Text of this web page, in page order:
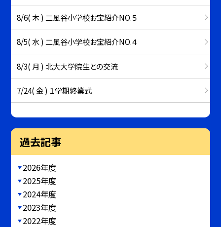
8/6( 木 ) 二風谷小学校お宝紹介NO.５
8/5( 水 ) 二風谷小学校お宝紹介NO.４
8/3( 月 ) 北大大学院生との交流
7/24( 金 ) １学期終業式
過去記事
2026年度
2025年度
2024年度
2023年度
2022年度